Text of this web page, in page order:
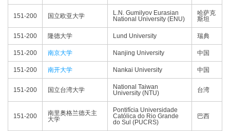
151-200 国立欧亚大学
L.N. Gumilyov Eurasian
National University (ENU)
哈萨克
斯坦
151-200 隆德大学 Lund University 瑞典
151-200 南京大学 Nanjing University 中国
151-200 南开大学 Nankai University 中国
151-200 国立台湾大学
National Taiwan
University (NTU)
台湾
151-200
南里奥格兰德天主
大学
Pontifícia Universidade
Católica do Rio Grande
do Sul (PUCRS)
巴西